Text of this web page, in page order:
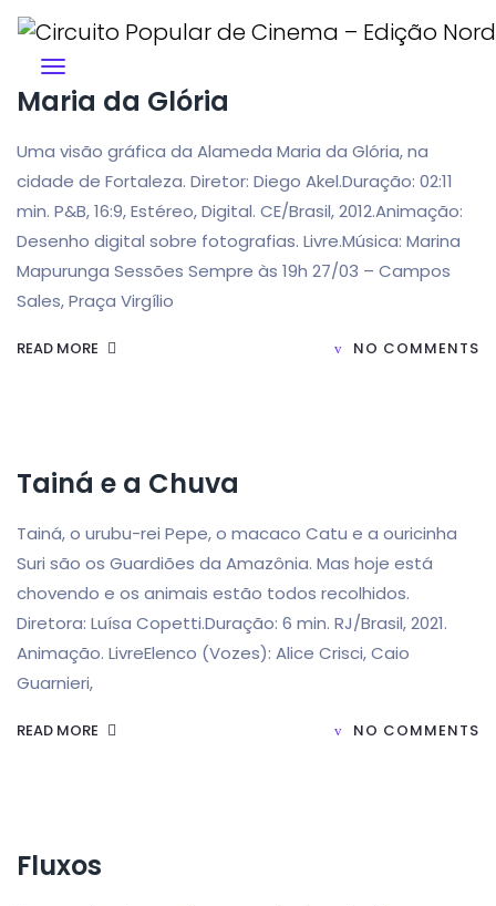
Maria da Glória
Uma visão gráfica da Alameda Maria da Glória, na
cidade de Fortaleza. Diretor: Diego Akel.Duração: 02:11
min. P&B, 16:9, Estéreo, Digital. CE/Brasil, 2012.Animação:
Desenho digital sobre fotografias. Livre.Música: Marina
Mapurunga Sessões Sempre às 19h 27/03 – Campos
Sales, Praça Virgílio
READ MORE NO COMMENTS
Tainá e a Chuva
Tainá, o urubu-rei Pepe, o macaco Catu e a ouricinha
Suri são os Guardiões da Amazônia. Mas hoje está
chovendo e os animais estão todos recolhidos.
Diretora: Luísa Copetti.Duração: 6 min. RJ/Brasil, 2021.
Animação. LivreElenco (Vozes): Alice Crisci, Caio
Guarnieri,
READ MORE NO COMMENTS
Fluxos